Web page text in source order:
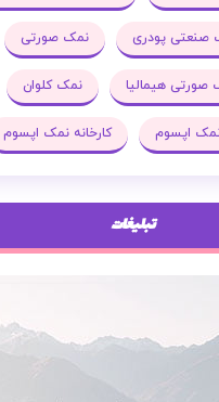
صنعتی پودری نمک صورتی
صورتی هیمالیا نمک کلوان
اپسوم کارخانه نمک اپسوم
تبلیغات